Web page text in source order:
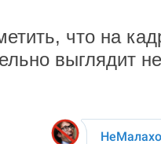
что на
выглядит